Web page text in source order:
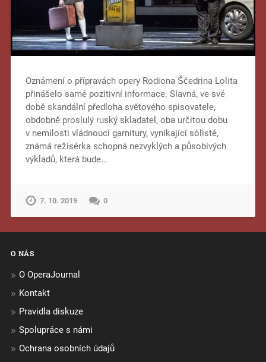
Oznámení o přípravách opery Rodiona Ščedrina Lolita
přinášelo samé pozitivní informace. Slavná, ve své
době skandální předloha světového spisovatele,
obdobně proslulý ruský skladatel, oba určitou dobu
v nemilosti vládnoucí garnitury, vynikající sólisté,
známá režisérka schopná nezvyklých a působivých
výkladů, která bude…
7. 10. 2019 0
O NÁS
O OperaJournal
Kontakt
Pravidla diskuze
Spolupráce s námi
Ochrana osobních údajů